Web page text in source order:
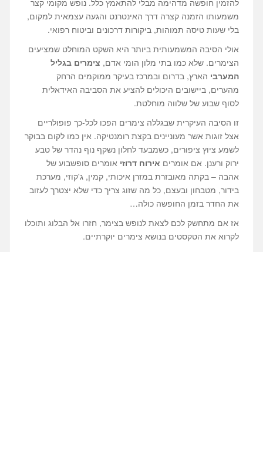
להזמין חופשה מדהימה מבלי להתאמץ כלל. נופש מקומי קצר
משמעותו הזמנה קצרה דרך האינטרנט והגעה עצמאית למקום,
בלי שעות טיסה תמוהות, ביקורות דרכונים וביטוח רפואי.
אולי הסיבה המשמעותית ביותר היא השקט המוחלט שמציעים
הצימרים. שלא כמו בתי מלון הומי אדם, צימרים בגליל
המערבי הארץ, בדרום ובמרכז בעיקר ממוקמים הרחק
מהערים, ביישובים היכולים להציע את הסביבה האידאלית
לסוף שבוע של שלווה מוחלטת.
זו הסיבה העיקרית שבגללה צימרים הפכו לכל-כך פופולריים
אצל זוגות אשר מעוניינים בקצת רומנטיקה. אין כמו לקום בבוקר
לשמע ציוץ ציפורים, כשמבעד לחלון נשקף נוף נהדר של טבע
ירוק ורענן. אם אומרים אירוח דרוזי אומרים סופשבוע של
אהבה – בקתה מאובזרת במזרן איכותי, קמין, ג'קוזי, מערכת
בידור, מטבחון ובעצם, כל מה שזוג צריך כדי שלא יצטרך לעזוב
את החדר בזמן החופשה כולה…
אז אם מתחשק לכם לצאת לנופש בצימר, חזרו אל הבלוג ותוכלו
לקרוא את הטקסטים בנושא צימרים יוקרתיים.